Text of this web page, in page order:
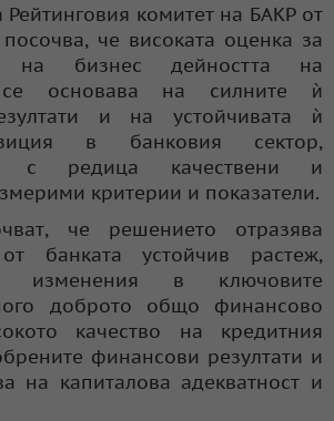
комитет на БАКР от
посочва, че високата оценка за
на бизнес дейността на
се основава на силните ѝ
и на устойчивата ѝ
в банковия сектор,
с редица качествени и
критерии и показатели.
че решението отразява
банката устойчив растеж,
изменения в ключовите
доброто общо финансово
качество на кредитния
финансови резултати и
на капиталова адекватност и